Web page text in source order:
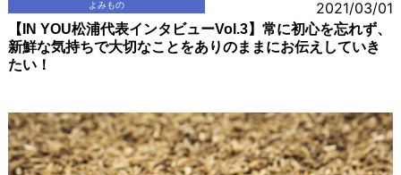
よみもの 2021/03/01
【IN YOU松浦代表インタビューVol.3】常に初心を忘れず、
新鮮な気持ちで大切なことをありのままにお伝えしていき
たい！